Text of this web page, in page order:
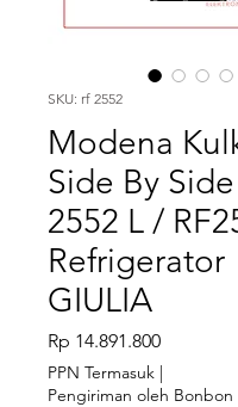
SKU: rf 2552
Modena
Side By Side
2552 L /
Refrigerator
GIULIA
Rp 14.891.800Harga
PPN Termasuk |
Pengiriman oleh Bonbon